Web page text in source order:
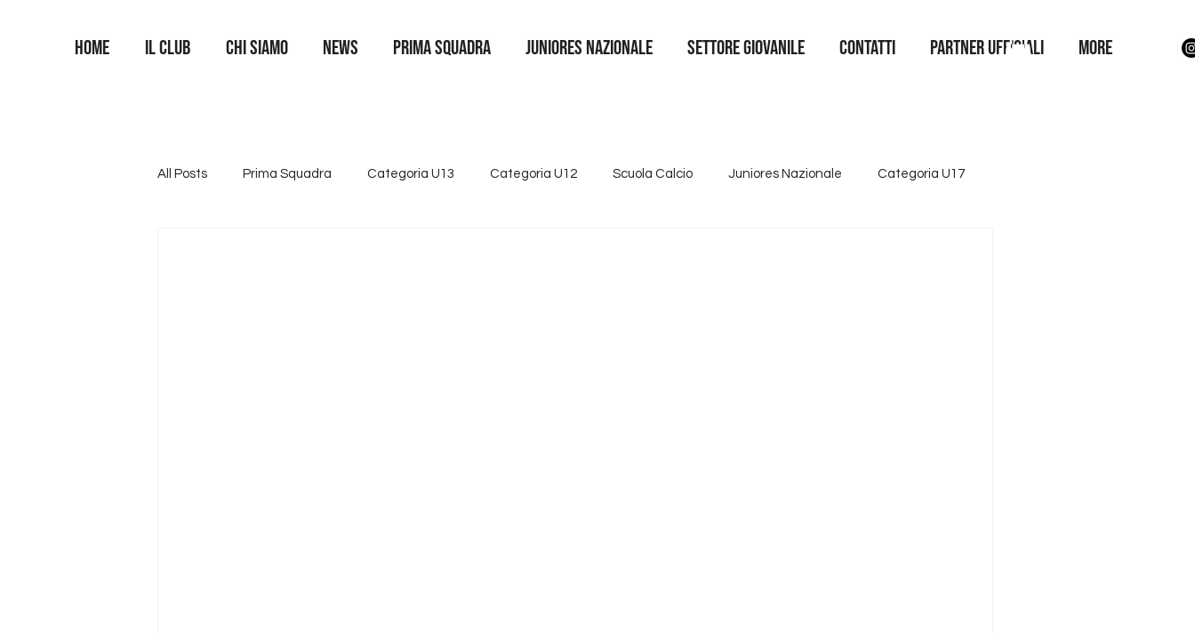
Home Il Club Chi siamo News Prima squadra juniores nazionale SETTORE GIOVANILE Contatti Partner Ufficiali More
All Posts Prima Squadra Categoria U13 Categoria U12 Scuola Calcio Juniores Nazionale Categoria U17